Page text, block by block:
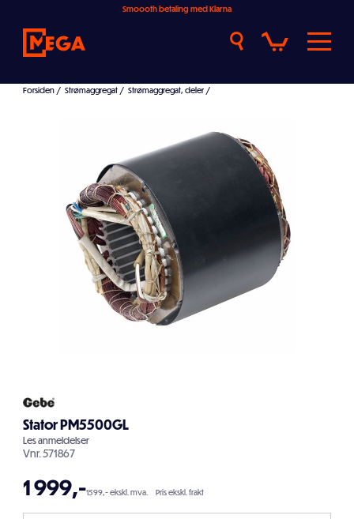
Smoooth betaling med Klarna
Forsiden / Strømaggregat / Strømaggregat, deler /
Stator PM5500GL
Lesanmeldelser
Vnr.571867
1 999,-1599,- ekskl. mva. Pris ekskl. frakt